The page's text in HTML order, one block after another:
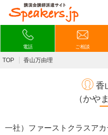
電話 ご相談
TOP 香山万由理
香
（かや
一社）ファーストクラスア